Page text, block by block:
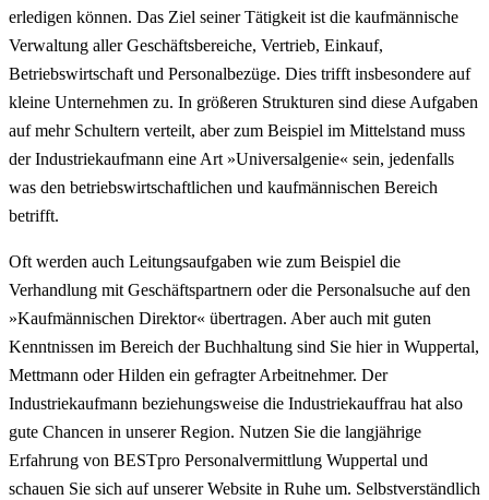
erledigen können. Das Ziel seiner Tätigkeit ist die kaufmännische
Verwaltung aller Geschäftsbereiche, Vertrieb, Einkauf,
Betriebswirtschaft und Personalbezüge. Dies trifft insbesondere auf
kleine Unternehmen zu. In größeren Strukturen sind diese Aufgaben
auf mehr Schultern verteilt, aber zum Beispiel im Mittelstand muss
der Industriekaufmann eine Art »Universalgenie« sein, jedenfalls
was den betriebswirtschaftlichen und kaufmännischen Bereich
betrifft.
Oft werden auch Leitungsaufgaben wie zum Beispiel die
Verhandlung mit Geschäftspartnern oder die Personalsuche auf den
»Kaufmännischen Direktor« übertragen. Aber auch mit guten
Kenntnissen im Bereich der Buchhaltung sind Sie hier in Wuppertal,
Mettmann oder Hilden ein gefragter Arbeitnehmer. Der
Industriekaufmann beziehungsweise die Industriekauffrau hat also
gute Chancen in unserer Region. Nutzen Sie die langjährige
Erfahrung von BESTpro Personalvermittlung Wuppertal und
schauen Sie sich auf unserer Website in Ruhe um. Selbstverständlich